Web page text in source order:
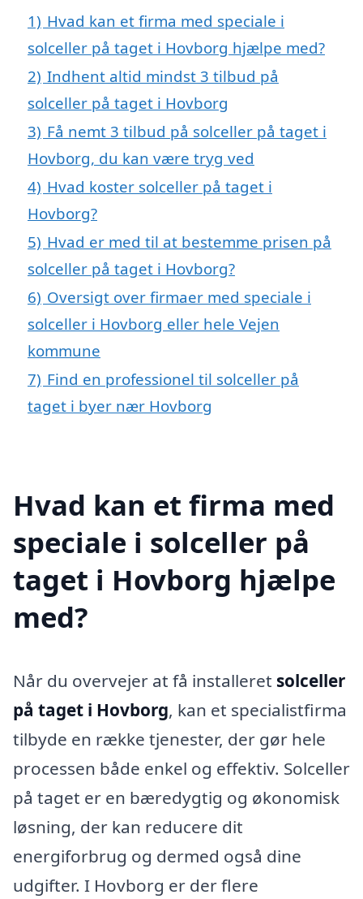
1) Hvad kan et firma med speciale i
solceller på taget i Hovborg hjælpe med?
2) Indhent altid mindst 3 tilbud på
solceller på taget i Hovborg
3) Få nemt 3 tilbud på solceller på taget i
Hovborg, du kan være tryg ved
4) Hvad koster solceller på taget i
Hovborg?
5) Hvad er med til at bestemme prisen på
solceller på taget i Hovborg?
6) Oversigt over firmaer med speciale i
solceller i Hovborg eller hele Vejen
kommune
7) Find en professionel til solceller på
taget i byer nær Hovborg
Hvad kan et firma med
speciale i solceller på
taget i Hovborg hjælpe
med?
Når du overvejer at få installeret solceller
på taget i Hovborg, kan et specialistfirma
tilbyde en række tjenester, der gør hele
processen både enkel og effektiv. Solceller
på taget er en bæredygtig og økonomisk
løsning, der kan reducere dit
energiforbrug og dermed også dine
udgifter. I Hovborg er der flere